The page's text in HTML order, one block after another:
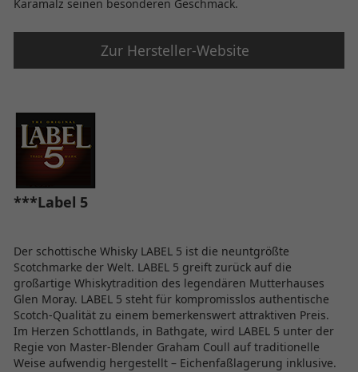
Karamalz seinen besonderen Geschmack.
Zur Hersteller-Website
***Label 5
Der schottische Whisky LABEL 5 ist die neuntgrößte
Scotchmarke der Welt. LABEL 5 greift zurück auf die
großartige Whiskytradition des legendären Mutterhauses
Glen Moray. LABEL 5 steht für kompromisslos authentische
Scotch-Qualität zu einem bemerkenswert attraktiven Preis.
Im Herzen Schottlands, in Bathgate, wird LABEL 5 unter der
Regie von Master-Blender Graham Coull auf traditionelle
Weise aufwendig hergestellt – Eichenfaßlagerung inklusive.